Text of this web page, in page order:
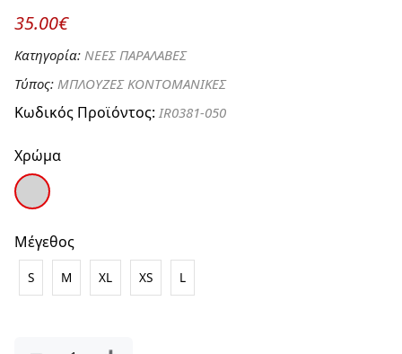
35.00€
Κατηγορία: ΝΕΕΣ ΠΑΡΑΛΑΒΕΣ
Τύπος: ΜΠΛΟΥΖΕΣ ΚΟΝΤΟΜΑΝΙΚΕΣ
Κωδικός Προϊόντος: IR0381-050
Χρώμα
Μέγεθος
S M XL XS L